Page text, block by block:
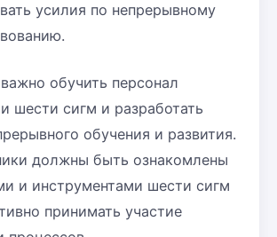
усилия по непрерывному
обучить персонал
шести сигм и разработать
обучения и развития.
должны быть ознакомлены
и инструментами шести сигм
принимать участие